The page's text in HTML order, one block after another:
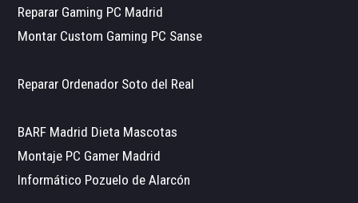
Reparar Gaming PC Madrid
Montar Custom Gaming PC Sanse
Reparar Ordenador Soto del Real
BARF Madrid Dieta Mascotas
Montaje PC Gamer Madrid
Informático Pozuelo de Alarcón